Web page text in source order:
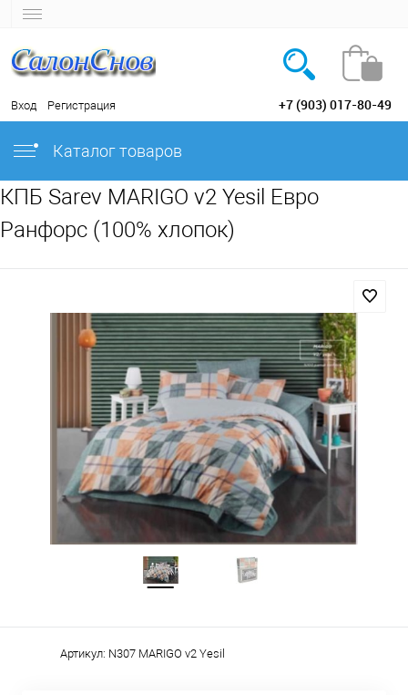
Вход Регистрация +7 (903) 017-80-49
Каталог товаров
КПБ Sarev MARIGO v2 Yesil Евро
Ранфорс (100% хлопок)
Артикул: N307 MARIGO v2 Yesil